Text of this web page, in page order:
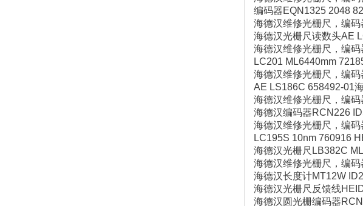
编码器EQN1325 2048
海德汉维修光栅尺，编
海德汉光栅尺读数头AE
海德汉维修光栅尺，编
LC201 ML6440mm
海德汉维修光栅尺，编
AE LS186C 658492-01
海德汉维修光栅尺，编
海德汉编码器RCN226
海德汉维修光栅尺，编
LC195S 10nm 760916
海德汉光栅尺LB382C
海德汉维修光栅尺，编
海德汉长度计MT12W
海德汉光栅尺反馈线
海德汉圆光栅编码器